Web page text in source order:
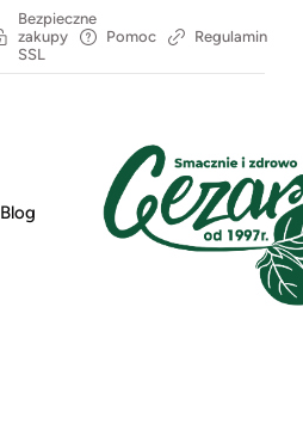
Bezpieczne
zakupy
SSL
Pomoc Regulamin
Blog